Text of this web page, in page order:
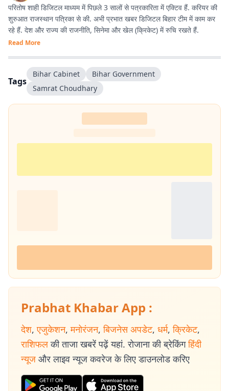
परितोष शाही डिजिटल माध्यम में पिछले 3 सालों से पत्रकारिता में एक्टिव हैं. करियर की
शुरुआत राजस्थान पत्रिका से की. अभी प्रभात खबर डिजिटल बिहार टीम में काम कर
रहे हैं. देश और राज्य की राजनीति, सिनेमा और खेल (क्रिकेट) में रुचि रखते हैं.
Read More
Tags
Bihar Cabinet
Bihar Government
Samrat Choudhary
Prabhat Khabar App :
देश, एजुकेशन, मनोरंजन, बिजनेस अपडेट, धर्म, क्रिकेट,
राशिफल की ताजा खबरें पढ़ें यहां. रोजाना की ब्रेकिंग हिंदी
न्यूज और लाइव न्यूज कवरेज के लिए डाउनलोड करिए